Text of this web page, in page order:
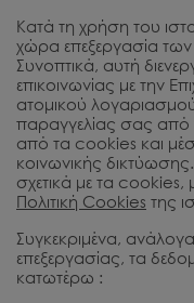
Κατά τη χρήση του
χώρα επεξεργασία
Συνοπτικά, αυτή
επικοινωνίας με την
ατομικού
παραγγελίας σας από
από τα cookies και
κοινωνικής
σχετικά με τα cookies,
Πολιτική Cookies της
Συγκεκριμένα,
επεξεργασίας, τα
κατωτέρω :